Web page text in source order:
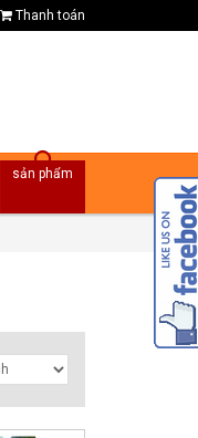
Thanh toán
sản phẩm